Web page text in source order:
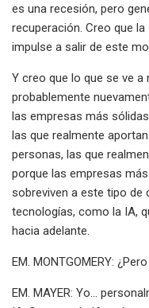
es una recesión, pero
recuperación. Creo que
impulse a salir de este
Y creo que lo que se ve
probablemente
las empresas más
las que realmente
personas, las que
porque las empresas
sobreviven a este tipo de
tecnologías, como la IA,
hacia adelante.
EM. MONTGOMERY:
EM. MAYER: Yo...